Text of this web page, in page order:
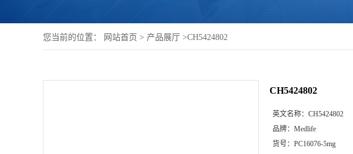
您当前的位置： 网站首页 > 产品展厅 >CH5424802
CH5424802
英文名称： CH5424802
品牌： Medlife
货号： PC16076-5mg